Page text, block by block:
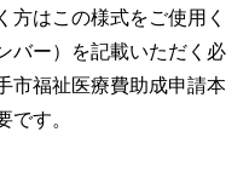
方はこの様式をご使用く
バー）を記載いただく必
市福祉医療費助成申請本
です。